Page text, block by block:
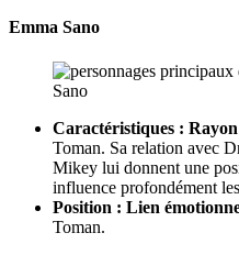
Emma Sano
Caractéristiques :
Toman. Sa relation avec
Mikey lui donnent une
influence profondément
Position : Lien
Toman.